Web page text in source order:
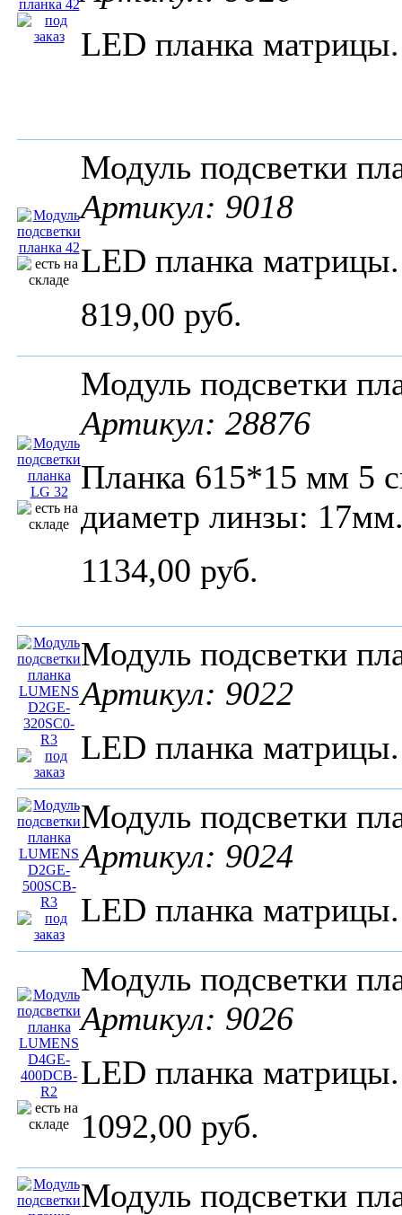
LED планка
Модуль подсветки
Артикул: 9018
LED планка
819,00 руб.
Модуль подсветки
Артикул: 28876
Планка 615*15 мм 5
диаметр линзы:
1134,00 руб.
Модуль подсветки
Артикул: 9022
LED планка
Модуль подсветки
Артикул: 9024
LED планка
Модуль подсветки
Артикул: 9026
LED планка
1092,00 руб.
Модуль подсветки